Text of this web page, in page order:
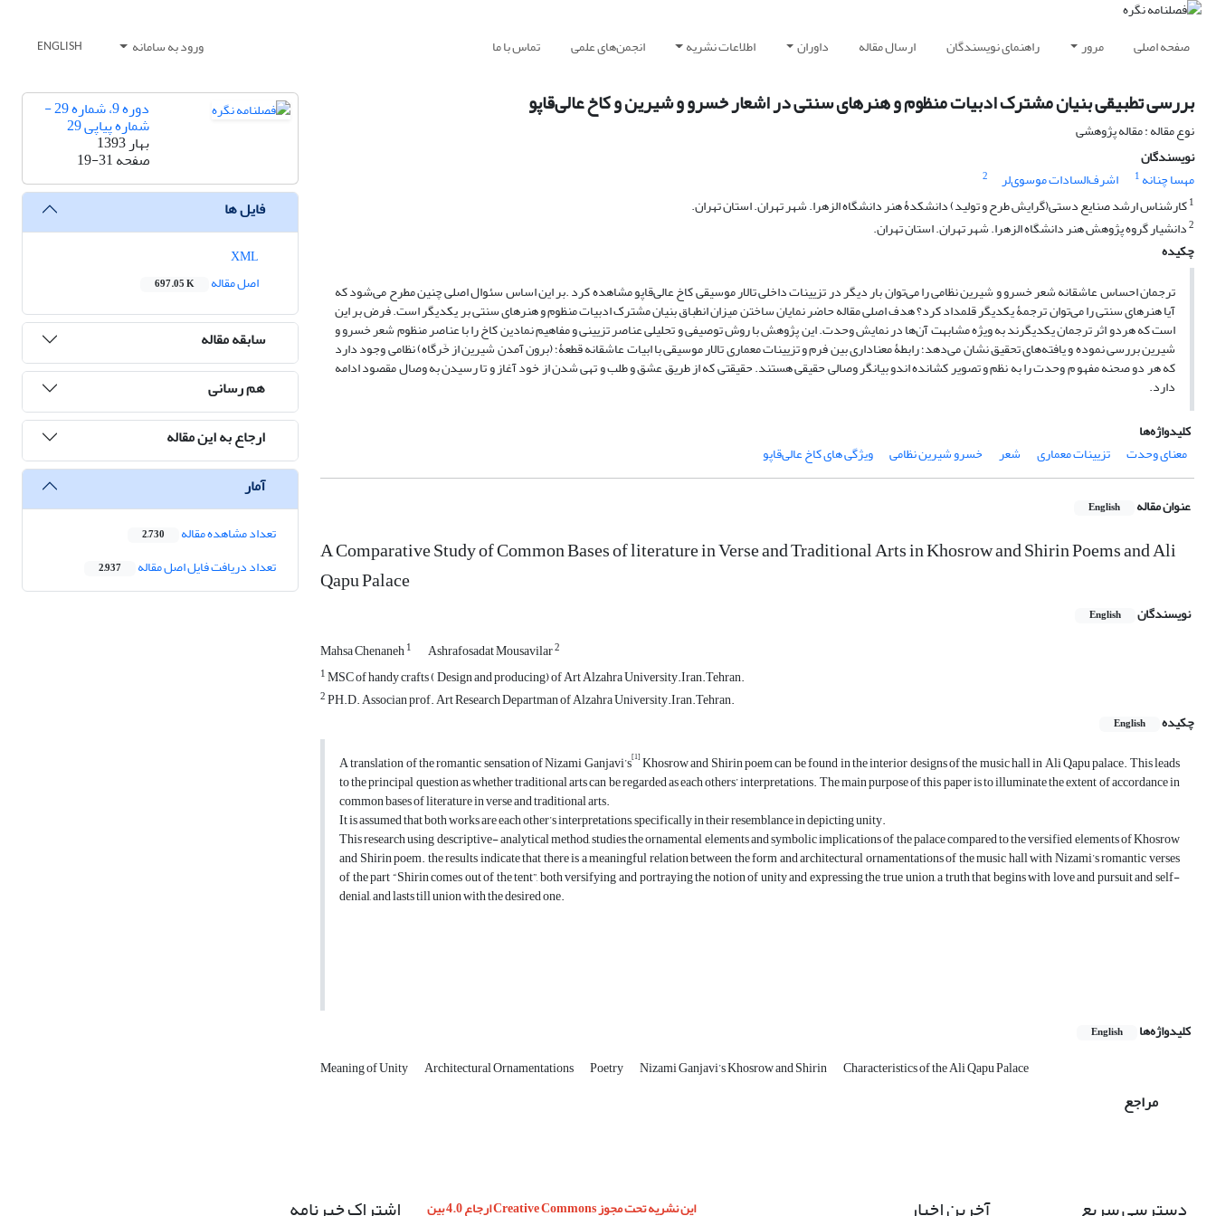
صفحه اصلی مرور راهنمای نویسندگان ارسال مقاله داوران اطلاعات نشریه انجمن‌های علمی تماس با ما ورود به سامانه ENGLISH
بررسی تطبیقی بنیان مشترک ادبیات منظوم و هنرهای سنتی در اشعار خسرو و شیرین و کاخ عالی‌قاپو
نوع مقاله : مقاله پژوهشی
نویسندگان
مهسا چنانه 1 اشرف‌السادات موسوی‌لر
2
1کارشناس ارشد صنایع دستی(گرایش طرح و تولید) دانشکدۀ هنر دانشگاه الزهرا. شهر تهران. استان تهران.
2دانشیار گروه پژوهش هنر دانشگاه الزهرا. شهر تهران. استان تهران.
چکیده
ترجمان احساس عاشقانه شعر خسرو و شیرین نظامی را می‌توان بار دیگر در تزیینات داخلی تالار موسیقی کاخ عالی‌قاپو مشاهده کرد .بر این اساس سئوال اصلی چنین مطرح می‌شود که
آیا هنر‌های سنتی را می‌توان ترجمۀ یکدیگر قلمداد کرد؟ هدف اصلی مقاله حاضر نمایان ساختن میزان انطباق بنیان مشترک ادبیات منظوم و هنرهای سنتی بر یکدیگر است. فرض بر این
است که هردو اثر ترجمان یکدیگرند به ویژه مشابهت آن‌ها در نمایش وحدت. این پژوهش با روش توصیفی و تحلیلی عناصر تزیینی و مفاهیم نمادین کاخ را با عناصر منظوم شعر خسرو و
شیرین بررسی نموده و یافته‌های تحقیق نشان می‌دهد؛ رابطۀ معناداری بین فرم و تزیینات معماری تالار موسیقی با ابیات عاشقانه قطعۀ؛ (برون آمدن شیرین از خَرگاه) نظامی وجود دارد
که هر دو صحنه مفهو م وحدت را به نظم و تصویر کشانده اندو بیانگر وصالی حقیقی هستند. حقیقتی که از طریق عشق و طلب و تهی شدن از خود آغاز و تا رسیدن به وصال مقصود ادامه
دارد.
کلیدواژه‌ها
معنای وحدت
تزیینات معماری شعر خسرو شیرین نظامی ویژگی های کاخ عالی‌قاپو
عنوان مقاله English
A Comparative Study of Common Bases of literature in Verse and Traditional Arts in Khosrow and Shirin Poems and Ali
Qapu Palace
نویسندگان English
Mahsa Chenaneh1 Ashrafosadat Mousavilar2
1MSC of handy crafts ( Design and producing) of Art Alzahra University.Iran.Tehran.
2PH.D. Associan prof. Art Research Departman of Alzahra University.Iran.Tehran.
چکیده
English
A translation of the romantic sensation of Nizami Ganjavi’s[1] Khosrow and Shirin poem can be found in the interior designs of the music hall in Ali Qapu palace. This leads
to the principal question as whether traditional arts can be regarded as each others’ interpretations. The main purpose of this paper is to illuminate the extent of accordance in
common bases of literature in verse and traditional arts.
It is assumed that both works are each other’s interpretations, specifically in their resemblance in depicting unity.
This research using descriptive- analytical method, studies the ornamental elements and symbolic implications of the palace compared to the versified elements of Khosrow
and Shirin poem. the results indicate that there is a meaningful relation between the form and architectural ornamentations of the music hall with Nizami’s romantic verses
of the part “Shirin comes out of the tent”, both versifying and portraying the notion of unity and expressing the true union, a truth that begins with love and pursuit and self-
denial, and lasts till union with the desired one.
کلیدواژه‌ها English
Meaning of Unity Architectural Ornamentations Poetry Nizami Ganjavi’s Khosrow and Shirin Characteristics of the Ali Qapu Palace
مراجع
دوره 9، شماره 29 -
شماره پیاپی 29
بهار 1393
صفحه19-31
فایل ها
اصل مقاله
697.05 K
سابقه مقاله
هم رسانی
ارجاع به این مقاله
آمار
تعداد مشاهده مقاله 2,730
تعداد دریافت فایل اصل مقاله 2,937
این نشریه تحت مجوز Creative Commons ارجاع 4.0 بین